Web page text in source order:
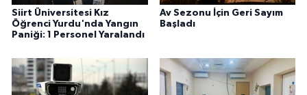
Siirt Üniversitesi Kız
Öğrenci Yurdu'nda Yangın
Paniği: 1 Personel Yaralandı
Av Sezonu İçin Geri Sayım
Başladı